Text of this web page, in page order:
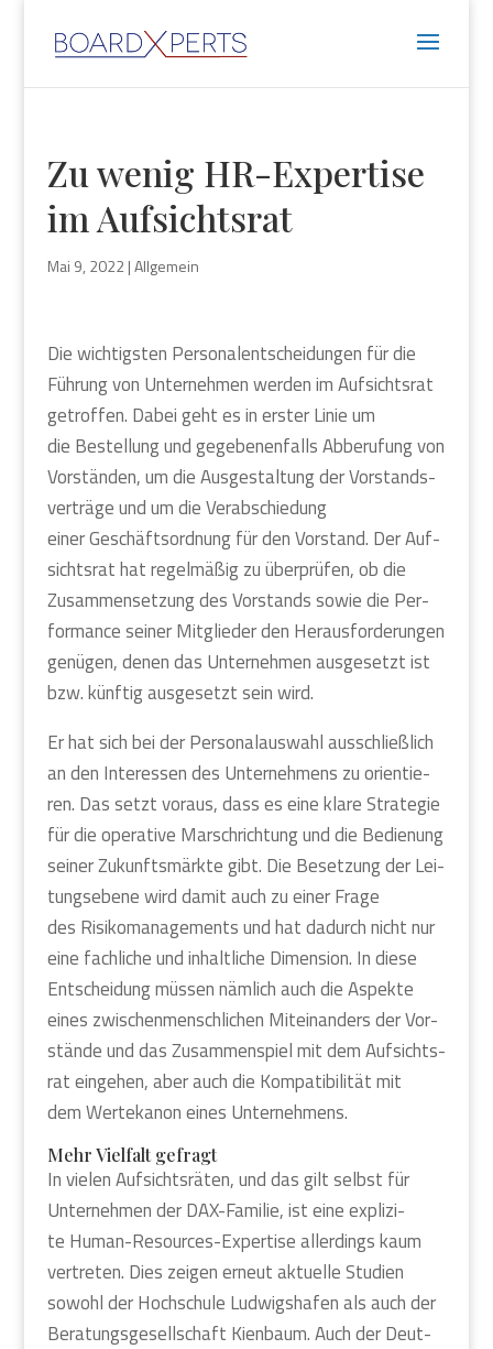
Zu wenig HR-Exper­ti­se
im Auf­sichts­rat
Mai 9, 2022|Allgemein
Die wich­tigs­ten Per­so­nal­ent­schei­dun­gen für die
Füh­rung von Unter­neh­men wer­den im Auf­sichts­rat
getrof­fen. Dabei geht es in ers­ter Linie um
die Bestel­lung und gege­be­nen­falls Abbe­ru­fung von
Vor­stän­den, um die Aus­ge­stal­tung der Vor­stands­
ver­trä­ge und um die Ver­ab­schie­dung
einer Geschäfts­ord­nung für den Vor­stand. Der Auf­
sichts­rat hat regel­mä­ßig zu über­prü­fen, ob die
Zusam­men­set­zung des Vor­stands sowie die Per­
for­mance sei­ner Mit­glie­der den Her­aus­for­de­run­gen
genü­gen, denen das Unter­neh­men aus­ge­setzt ist
bzw. künf­tig aus­ge­setzt sein wird.
Er hat sich bei der Per­so­nal­aus­wahl aus­schließ­lich
an den Inter­es­sen des Unter­neh­mens zu ori­en­tie­
ren. Das setzt vor­aus, dass es eine kla­re Stra­te­gie
für die ope­ra­ti­ve Marsch­rich­tung und die Bedie­nung
sei­ner Zukunfts­märk­te gibt. Die Beset­zung der Lei­
tungs­ebe­ne wird damit auch zu einer Fra­ge
des Risi­ko­ma­nage­ments und hat dadurch nicht nur
eine fach­li­che und inhalt­li­che Dimen­si­on. In die­se
Ent­schei­dung müs­sen näm­lich auch die Aspek­te
eines zwi­schen­mensch­li­chen Mit­ein­an­ders der Vor­
stän­de und das Zusam­men­spiel mit dem Auf­sichts­
rat ein­ge­hen, aber auch die Kom­pa­ti­bi­li­tät mit
dem Wer­te­ka­non eines Unter­neh­mens.
Mehr Viel­falt gefragt
In vie­len Auf­sichts­rä­ten, und das gilt selbst für
Unter­neh­men der DAX-Fami­lie, ist eine expli­zi­
te Human-Resour­ces-Exper­ti­se aller­dings kaum
ver­tre­ten. Dies zei­gen erneut aktu­el­le Stu­di­en
sowohl der Hoch­schu­le Lud­wigs­ha­fen als auch der
Bera­tungs­ge­sell­schaft Kien­baum. Auch der Deut­